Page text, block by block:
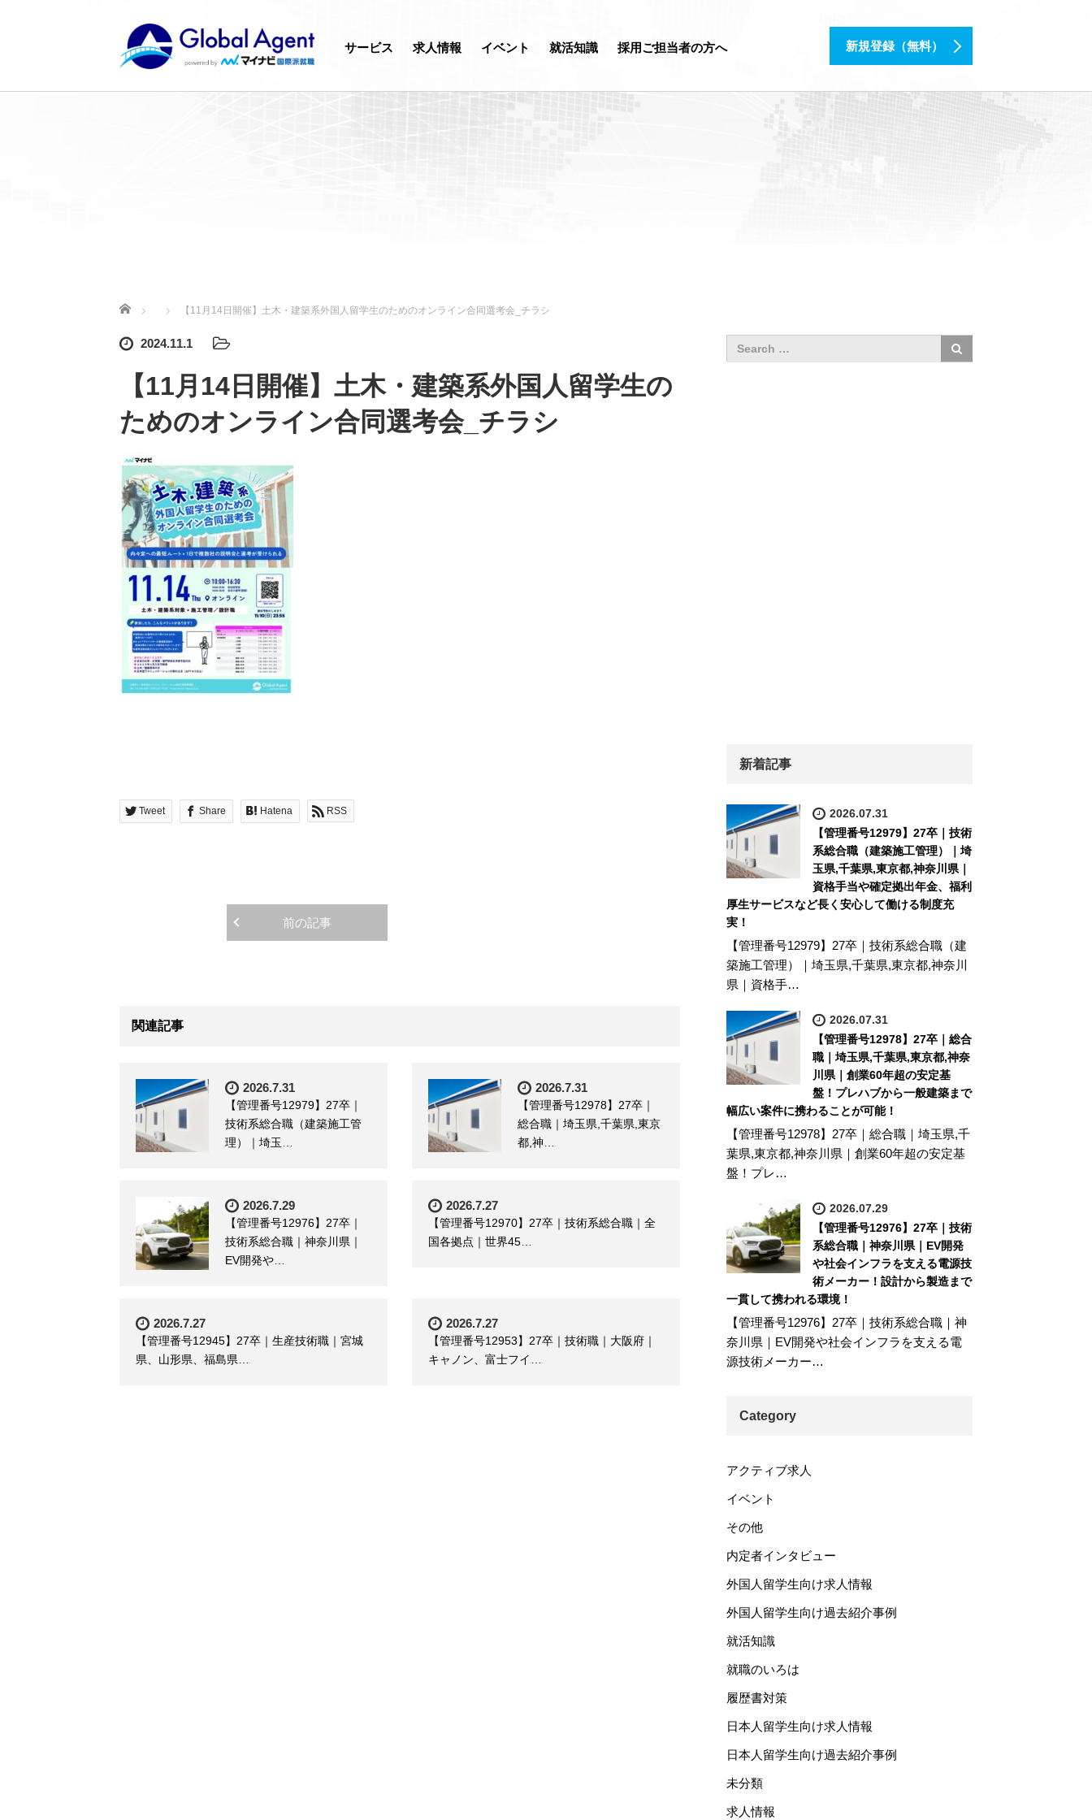
サービス 求人情報 イベント 就活知識 採用ご担当者の方へ 新規登録（無料）
ホーム 【11月14日開催】土木・建築系外国人留学生のためのオンライン合同選考会_チラシ
2024.11.1
【11月14日開催】土木・建築系外国人留学生の
ためのオンライン合同選考会_チラシ
Tweet Share Hatena RSS
前の記事
関連記事
2026.7.31
【管理番号12979】27卒｜
技術系総合職（建築施工管
理）｜埼玉…
2026.7.31
【管理番号12978】27卒｜
総合職｜埼玉県,千葉県,東京
都,神…
2026.7.29
【管理番号12976】27卒｜
技術系総合職｜神奈川県｜
EV開発や…
2026.7.27
【管理番号12970】27卒｜技術系総合職｜全
国各拠点｜世界45…
2026.7.27
【管理番号12945】27卒｜生産技術職｜宮城
県、山形県、福島県…
2026.7.27
【管理番号12953】27卒｜技術職｜大阪府｜
キャノン、富士フイ…
新着記事
2026.07.31
【管理番号12979】27卒｜技術
系総合職（建築施工管理）｜埼
玉県,千葉県,東京都,神奈川県｜
資格手当や確定拠出年金、福利
厚生サービスなど長く安心して働ける制度充
実！
【管理番号12979】27卒｜技術系総合職（建
築施工管理）｜埼玉県,千葉県,東京都,神奈川
県｜資格手…
2026.07.31
【管理番号12978】27卒｜総合
職｜埼玉県,千葉県,東京都,神奈
川県｜創業60年超の安定基
盤！プレハブから一般建築まで
幅広い案件に携わることが可能！
【管理番号12978】27卒｜総合職｜埼玉県,千
葉県,東京都,神奈川県｜創業60年超の安定基
盤！プレ…
2026.07.29
【管理番号12976】27卒｜技術
系総合職｜神奈川県｜EV開発
や社会インフラを支える電源技
術メーカー！設計から製造まで
一貫して携われる環境！
【管理番号12976】27卒｜技術系総合職｜神
奈川県｜EV開発や社会インフラを支える電
源技術メーカー…
Category
アクティブ求人
イベント
その他
内定者インタビュー
外国人留学生向け求人情報
外国人留学生向け過去紹介事例
就活知識
就職のいろは
履歴書対策
日本人留学生向け求人情報
日本人留学生向け過去紹介事例
未分類
求人情報